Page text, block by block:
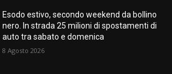
Esodo estivo, secondo weekend da bollino
nero. In strada 25 milioni di spostamenti di
auto tra sabato e domenica
8 Agosto 2026